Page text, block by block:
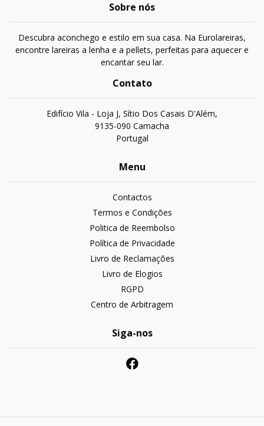
Sobre nós
Descubra aconchego e estilo em sua casa. Na Eurolareiras,
encontre lareiras a lenha e a pellets, perfeitas para aquecer e
encantar seu lar.
Contato
Edifício Vila - Loja J, Sítio Dos Casais D'Além,
9135-090 Camacha
Portugal
Menu
Contactos
Termos e Condições
Politica de Reembolso
Política de Privacidade
Livro de Reclamações
Livro de Elogios
RGPD
Centro de Arbitragem
Siga-nos